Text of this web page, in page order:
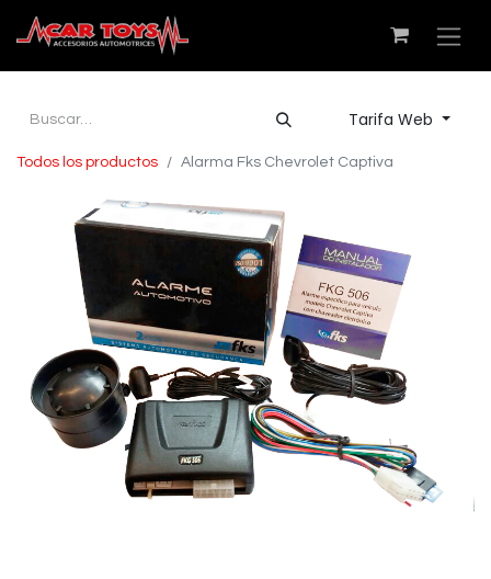
Tarifa Web
Todos los productos Alarma Fks Chevrolet Captiva